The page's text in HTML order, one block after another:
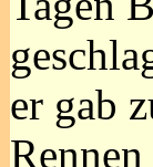
er gab